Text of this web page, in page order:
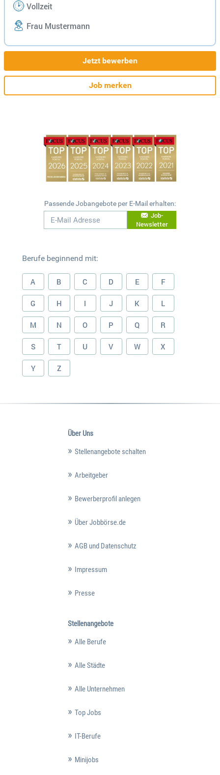
Vollzeit
Frau Mustermann
Jetzt bewerben
Job merken
Passende Jobangebote per E-Mail erhalten:
Job-
Newsletter
Berufe beginnend mit:
A B C D E F
G H I J K L
M N O P Q R
S T U V W X
Y Z
Über Uns
Stellenangebote schalten
Arbeitgeber
Bewerberprofil anlegen
Über Jobbörse.de
AGB und Datenschutz
Impressum
Presse
Stellenangebote
Alle Berufe
Alle Städte
Alle Unternehmen
Top Jobs
IT-Berufe
Minijobs